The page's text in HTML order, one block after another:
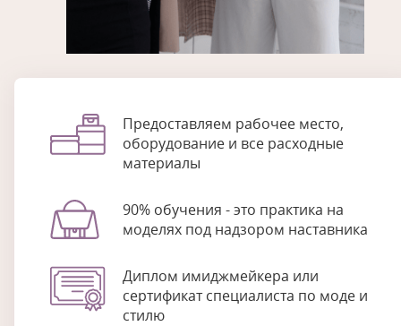
Предоставляем рабочее место,
оборудование и все расходные
материалы
90% обучения - это практика на
моделях под надзором наставника
Диплом имиджмейкера или
сертификат специалиста по моде и
стилю